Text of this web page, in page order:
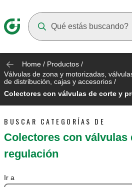
Home / Productos /
Válvulas de zona y motorizadas,
de distribución, cajas y accesorios /
Colectores con válvulas de corte y
BUSCAR CATEGORÍAS DE
Colectores con válvulas
regulación
Ir a